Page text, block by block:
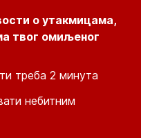
о утакмицама,
твог омиљеног
треба 2 минута
небитним